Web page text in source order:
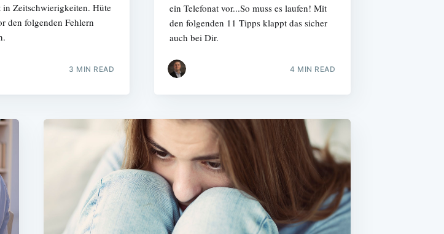
Zeitschwierigkeiten. Hüte
den folgenden Fehlern
3 MIN READ
ein Telefonat vor...So muss es laufen! Mit
den folgenden 11 Tipps klappt das sicher
auch bei Dir.
4 MIN READ